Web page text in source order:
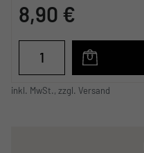
8,90 €
inkl. MwSt., zzgl. Versand